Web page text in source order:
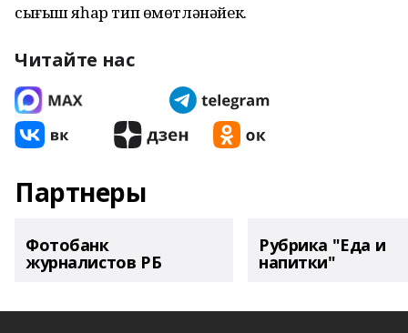
сығыш яһар тип өмөтләнәйек.
Читайте нас
Партнеры
Фотобанк
журналистов РБ
Рубрика "Еда и
напитки"